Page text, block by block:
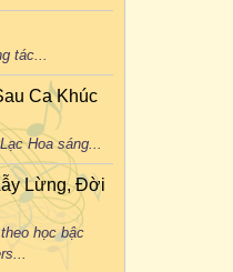
tác...
Ca Khúc
Hoa sáng...
Lừng, Đời
học bậc